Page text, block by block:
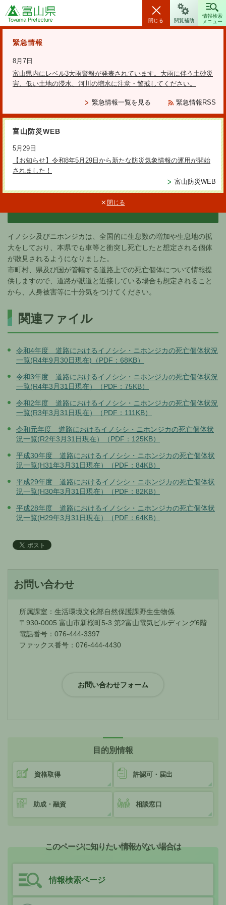
富山県
閉じる 閲覧補助
情報検索
メニュー
緊急情報
8月7日
富山県内にレベル3大雨警報が発表されています。大雨に伴う土砂災
害、低い土地の浸水、河川の増水に注意・警戒してください。
緊急情報一覧を見る 緊急情報RSS
富山防災WEB
5月29日
【お知らせ】令和8年5月29日から新たな防災気象情報の運用が開始
されました！
富山防災WEB
閉じる
テーマから探す
道路におけるイノシシ・ニホン
ジカの死亡個体状況一覧につい
イノシシ及びニホンジカは、全国的に生息数の増加や生息地の拡
大をしており、本県でも車等と衝突し死亡したと想定される個体
が散見されるようになりました。
市町村、県及び国が管轄する道路上での死亡個体について情報提
供しますので、道路が獣道と近接している場合も想定されること
から、人身被害等に十分気をつけてください。
関連ファイル
令和4年度 道路におけるイノシシ・ニホンジカの死亡個体状況
一覧(R4年9月30日現在)（PDF：68KB）
令和3年度 道路におけるイノシシ・ニホンジカの死亡個体状況
一覧(R4年3月31日現在）（PDF：75KB）
令和2年度 道路におけるイノシシ・ニホンジカの死亡個体状況
一覧(R3年3月31日現在）（PDF：111KB）
令和元年度 道路におけるイノシシ・ニホンジカの死亡個体状
況一覧(R2年3月31日現在）（PDF：125KB）
平成30年度 道路におけるイノシシ・ニホンジカの死亡個体状
況一覧(H31年3月31日現在）（PDF：84KB）
平成29年度 道路におけるイノシシ・ニホンジカの死亡個体状
況一覧(H30年3月31日現在）（PDF：82KB）
平成28年度 道路におけるイノシシ・ニホンジカの死亡個体状
況一覧(H29年3月31日現在）（PDF：64KB）
お問い合わせ
所属課室：生活環境文化部自然保護課野生生物係
〒930-0005 富山市新桜町5-3 第2富山電気ビルディング6階
電話番号：076-444-3397
ファックス番号：076-444-4430
目的別情報
資格取得 許認可・届出
助成・融資 相談窓口
このページに知りたい情報がない場合は
情報検索ページ